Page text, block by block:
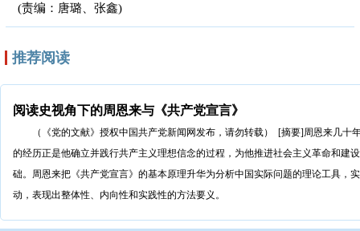
(责编：唐璐、张鑫)
推荐阅读
阅读史视角下的周恩来与《共产党宣言》
（《党的文献》授权中国共产党新闻网发布，请勿转载） [摘要]周恩来几十
的经历正是他确立并践行共产主义理想信念的过程，为他推进社会主义革命和建
础。周恩来把《共产党宣言》的基本原理升华为分析中国实际问题的理论工具，
动，表现出整体性、内向性和实践性的方法要义。